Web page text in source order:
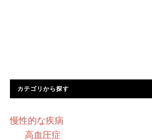
カテゴリから探す
慢性的な疾病
高血圧症